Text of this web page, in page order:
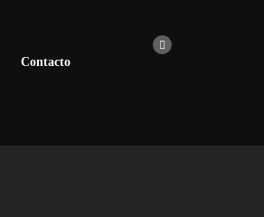
Contacto